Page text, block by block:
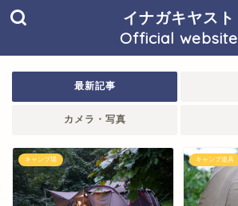
イナガキヤスト
Official website
最新記事
カメラ・写真
キャンプ場 キャンプ道具